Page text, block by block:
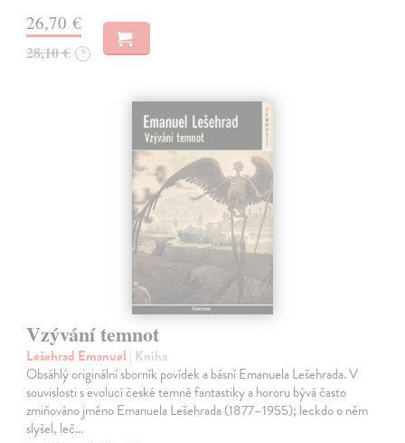
26,70 €
28,10 € ?
Vzývání temnot
Lešehrad Emanuel | Kniha
Obsáhlý originální sborník povídek a básní Emanuela Lešehrada. V
souvislosti s evolucí české temné fantastiky a hororu bývá často
zmiňováno jméno Emanuela Lešehrada (1877–1955); leckdo o něm
slyšel, leč…